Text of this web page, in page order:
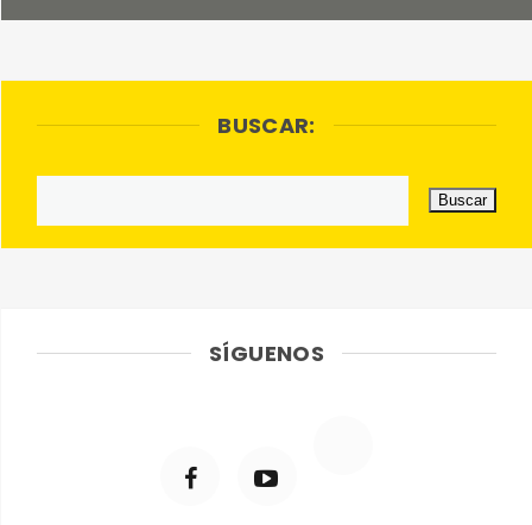
BUSCAR:
SÍGUENOS